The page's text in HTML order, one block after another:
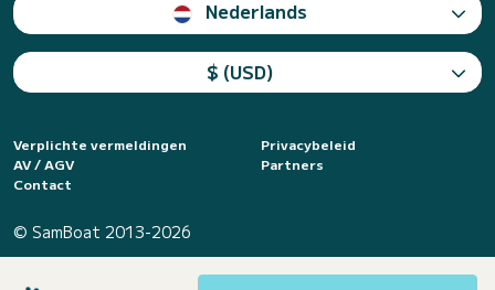
Nederlands
$ (USD)
Verplichte vermeldingen
Privacybeleid
AV / AGV
Partners
Contact
© SamBoat 2013-2026